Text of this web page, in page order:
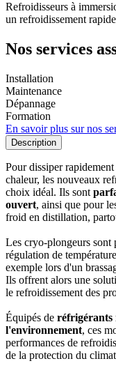
Refroidisseurs à
un refroidissement
Nos services
Installation
Maintenance
Dépannage
Formation
En savoir plus sur nos
Description
Pour dissiper
chaleur, les nouveaux
choix idéal. Ils sont
ouvert, ainsi que pour
froid en distillation,
Les cryo-plongeurs sont
régulation de
exemple lors d'un
Ils offrent alors une
le refroidissement des
Équipés de réfrigérants
l'environnement, ces
performances de
de la protection du